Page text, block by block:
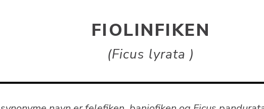
FIOLINFIKEN
Ficus lyrata